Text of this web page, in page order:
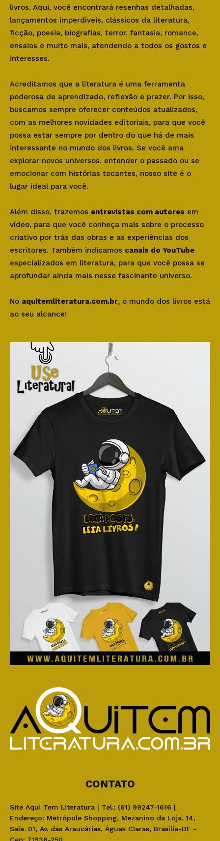
livros. Aqui, você encontrará resenhas detalhadas,
lançamentos imperdíveis, clássicos da literatura,
ficção, poesia, biografias, terror, fantasia, romance,
ensaios e muito mais, atendendo a todos os gostos e
interesses.
Acreditamos que a literatura é uma ferramenta
poderosa de aprendizado, reflexão e prazer. Por isso,
buscamos sempre oferecer conteúdos atualizados,
com as melhores novidades editoriais, para que você
possa estar sempre por dentro do que há de mais
interessante no mundo dos livros. Se você ama
explorar novos universos, entender o passado ou se
emocionar com histórias tocantes, nosso site é o
lugar ideal para você.
Além disso, trazemos entrevistas com autores em
vídeo, para que você conheça mais sobre o processo
criativo por trás das obras e as experiências dos
escritores. Também indicamos canais do YouTube
especializados em literatura, para que você possa se
aprofundar ainda mais nesse fascinante universo.
No aquitemliteratura.com.br, o mundo dos livros está
ao seu alcance!
CONTATO
Site Aqui Tem Literatura | Tel.: (61) 99247-1616 |
Endereço: Metrópole Shopping, Mezanino da Loja. 14,
Sala. 01, Av. das Araucárias, Águas Claras, Brasília-DF -
Cep: 71936-250